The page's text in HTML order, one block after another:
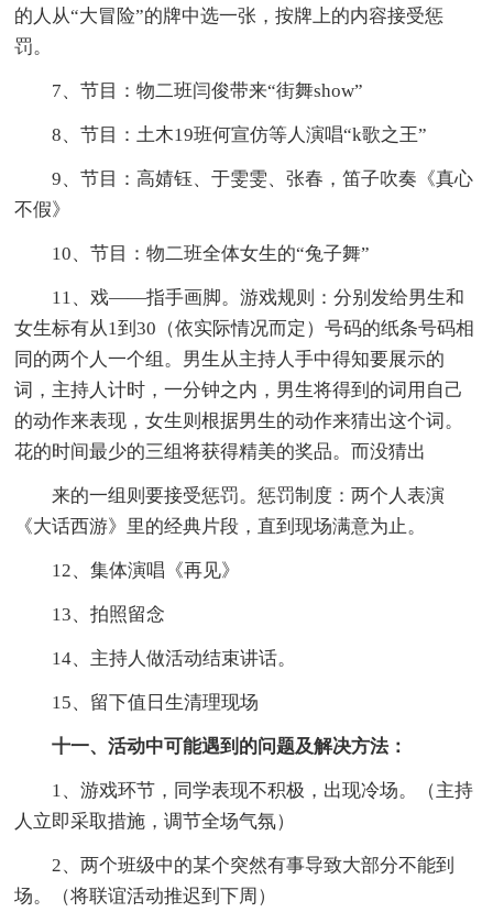
的人从“大冒险”的牌中选一张，按牌上的内容接受惩
罚。
7、节目：物二班闫俊带来“街舞show”
8、节目：土木19班何宣仿等人演唱“k歌之王”
9、节目：高婧钰、于雯雯、张春，笛子吹奏《真心
不假》
10、节目：物二班全体女生的“兔子舞”
11、戏——指手画脚。游戏规则：分别发给男生和
女生标有从1到30（依实际情况而定）号码的纸条号码相
同的两个人一个组。男生从主持人手中得知要展示的
词，主持人计时，一分钟之内，男生将得到的词用自己
的动作来表现，女生则根据男生的动作来猜出这个词。
花的时间最少的三组将获得精美的奖品。而没猜出
来的一组则要接受惩罚。惩罚制度：两个人表演
《大话西游》里的经典片段，直到现场满意为止。
12、集体演唱《再见》
13、拍照留念
14、主持人做活动结束讲话。
15、留下值日生清理现场
十一、活动中可能遇到的问题及解决方法：
1、游戏环节，同学表现不积极，出现冷场。（主持
人立即采取措施，调节全场气氛）
2、两个班级中的某个突然有事导致大部分不能到
场。（将联谊活动推迟到下周）